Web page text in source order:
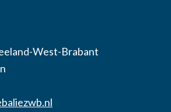
West-Brabant